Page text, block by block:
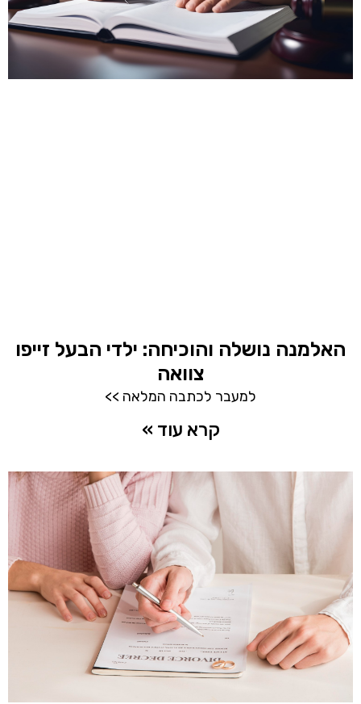
האלמנה נושלה והוכיחה: ילדי הבעל זייפו
צוואה
למעבר לכתבה המלאה >>
קרא עוד »